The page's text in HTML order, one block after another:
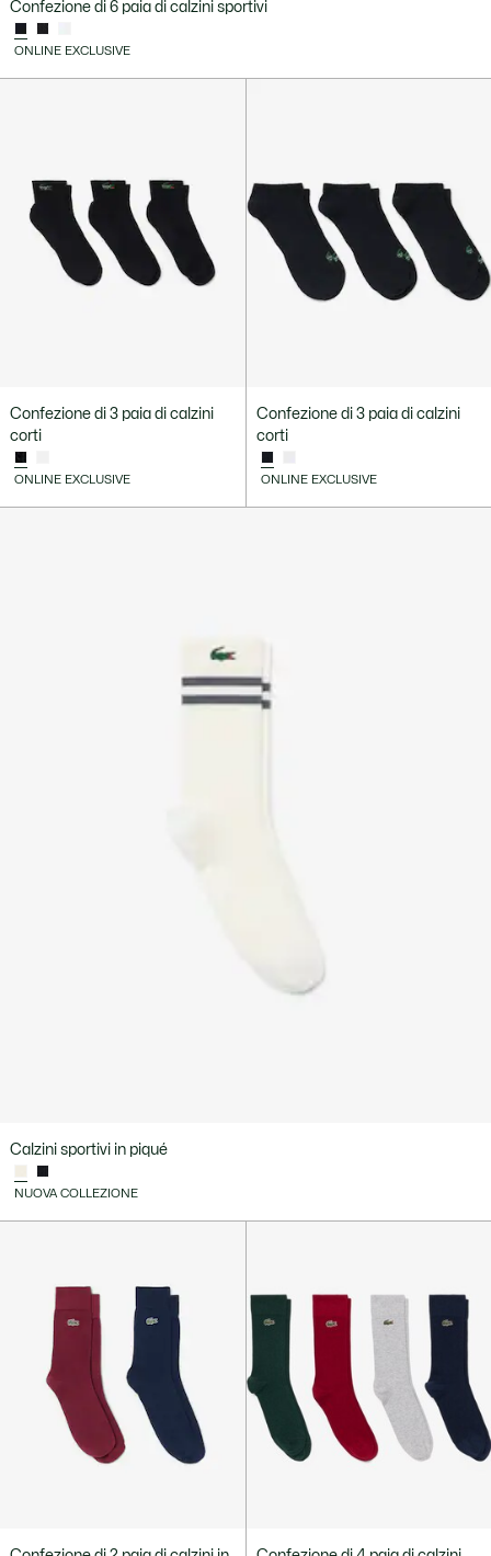
Confezione di 6 paia di calzini sportivi
ONLINE EXCLUSIVE
Confezione di 3 paia di calzini
corti
ONLINE EXCLUSIVE
Confezione di 3 paia di calzini
corti
ONLINE EXCLUSIVE
Calzini sportivi in piqué
NUOVA COLLEZIONE